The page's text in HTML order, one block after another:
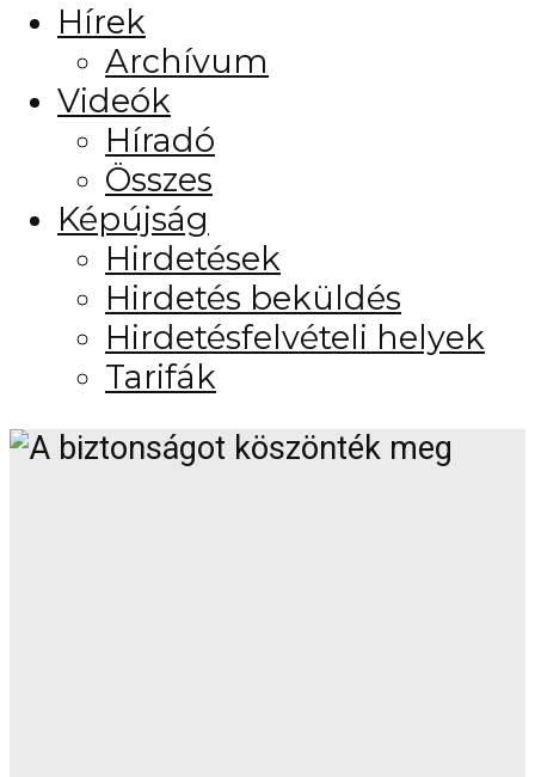
Hírek
Archívum
Videók
Híradó
Összes
Képújság
Hirdetések
Hirdetés beküldés
Hirdetésfelvételi helyek
Tarifák